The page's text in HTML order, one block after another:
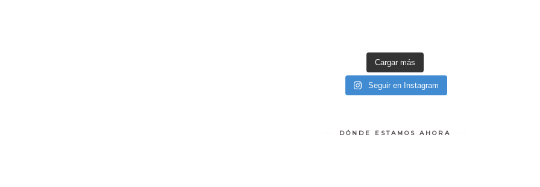
Cargar más
Seguir en Instagram
DÓNDE ESTAMOS AHORA